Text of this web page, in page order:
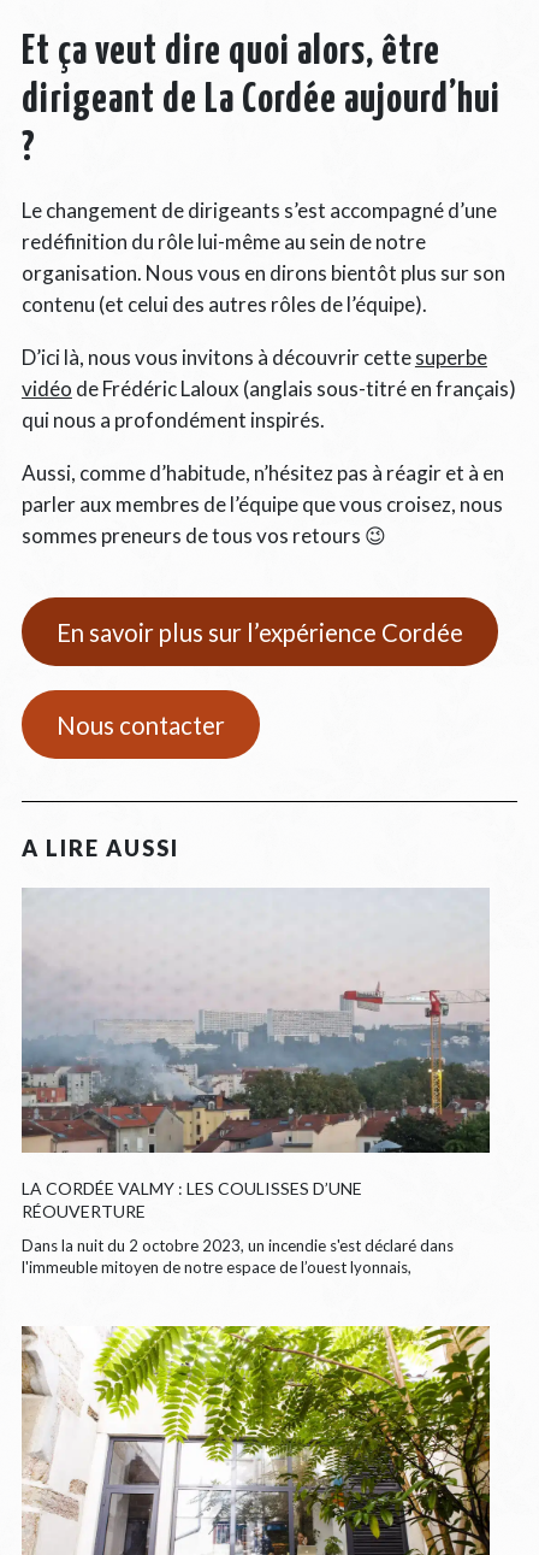
Et ça veut dire quoi alors, être
dirigeant de La Cordée aujourd’hui
?
Le changement de dirigeants s’est accompagné d’une
redéfinition du rôle lui-même au sein de notre
organisation. Nous vous en dirons bientôt plus sur son
contenu (et celui des autres rôles de l’équipe).
D’ici là, nous vous invitons à découvrir cettesuperbe
vidéo de Frédéric Laloux (anglais sous-titré en français)
qui nous a profondément inspirés.
Aussi, comme d’habitude, n’hésitez pas à réagir et à en
parler aux membres de l’équipe que vous croisez, nous
sommes preneurs de tous vos retours 😉
En savoir plus sur l’expérience Cordée
Nous contacter
LA CORDÉE VALMY : LES COULISSES D’UNE
RÉOUVERTURE
Dans la nuit du 2 octobre 2023, un incendie s'est déclaré dans
l'immeuble mitoyen de notre espace de l’ouest lyonnais,